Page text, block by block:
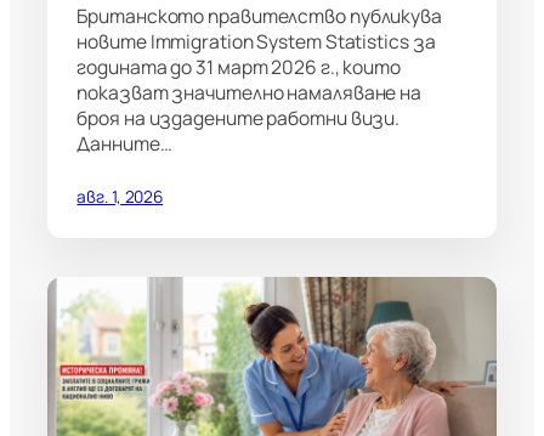
Британското правителство публикува
новите Immigration System Statistics за
годината до 31 март 2026 г., които
показват значително намаляване на
броя на издадените работни визи.
Данните…
авг. 1, 2026